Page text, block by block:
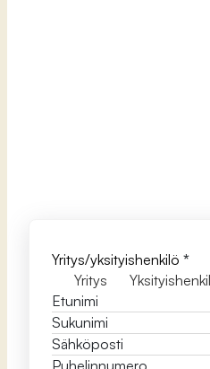
Yritys/yksityishenkilö *
Yritys